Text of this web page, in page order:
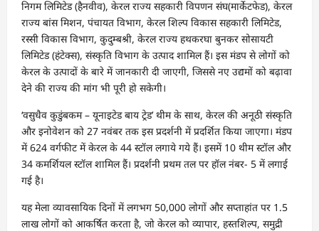
निगम लिमिटेड (हैनवीव), केरल राज्य सहकारी विपणन संघ(मार्केटफेड), केरल
राज्य बांस मिशन, पंचायत विभाग, केरल शिल्प विकास सहकारी लिमिटेड,
रस्सी विकास विभाग, कुदुम्बश्री, केरल राज्य हथकरघा बुनकर सोसायटी
लिमिटेड (हंटेक्स), संस्कृति विभाग के उत्पाद शामिल हैं। इस मंडप से लोगों को
केरल के उत्पादों के बारे में जानकारी दी जाएगी, जिससे नए उद्यमों को बढ़ावा
देने की राज्य की मांग भी पूरी हो सकेगी।
‘वसुधैव कुडुंबकम – यूनाइटेड बाय ट्रेड’ थीम के साथ, केरल की अनूठी संस्कृति
और इनोवेशन को 27 नवंबर तक इस प्रदर्शनी में प्रदर्शित किया जाएगा। मंडप
में 624 वर्गफीट में केरल के 44 स्टॉल लगाये गये हैं। इसमें 10 थीम स्टॉल और
34 कमर्शियल स्टॉल शामिल हैं। प्रदर्शनी प्रथम तल पर हॉल नंबर- 5 में लगाई
गई है।
यह मेला व्यावसायिक दिनों में लगभग 50,000 लोगों और सप्ताहांत पर 1.5
लाख लोगों को आकर्षित करता है, जो केरल को व्यापार, हस्तशिल्प, समुद्री